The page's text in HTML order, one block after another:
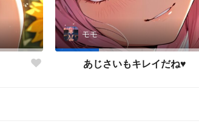
モモ
あじさいもキレイだね♥